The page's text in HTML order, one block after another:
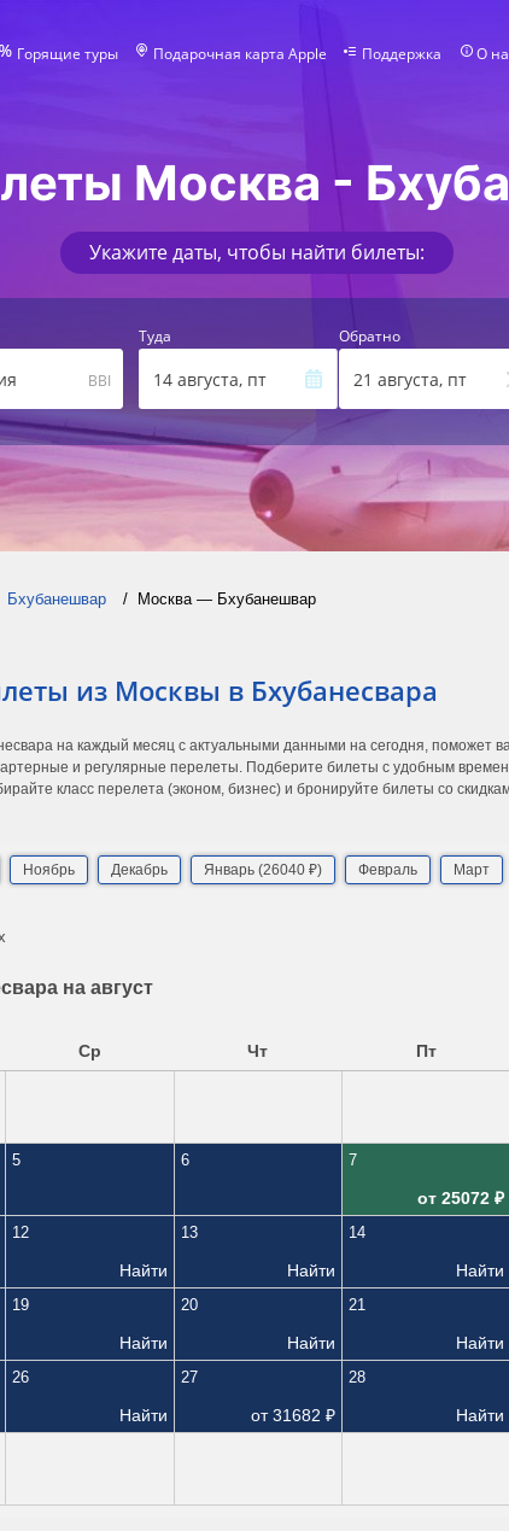
Горящие туры Подарочная карта Apple Поддержка О
Москва -
Укажите даты, чтобы найти билеты:
BBI
Туда
14 августа, пт
Обратно
21 августа, пт
Бхубанешвар Москва — Бхубанешвар
из Москвы в Бхубанесвара
на каждый месяц с актуальными данными на сегодня, поможет
и регулярные перелеты. Подберите билеты с удобным
класс перелета (эконом, бизнес) и бронируйте билеты со
Ноябрь Декабрь Январь (26040 ₽) Февраль Март
на август
Ср Чт Пт
5 6 7
от 25072 ₽
12
Найти
13
Найти
14
Найти
19
Найти
20
Найти
21
Найти
26
Найти
27
от 31682 ₽
28
Найти